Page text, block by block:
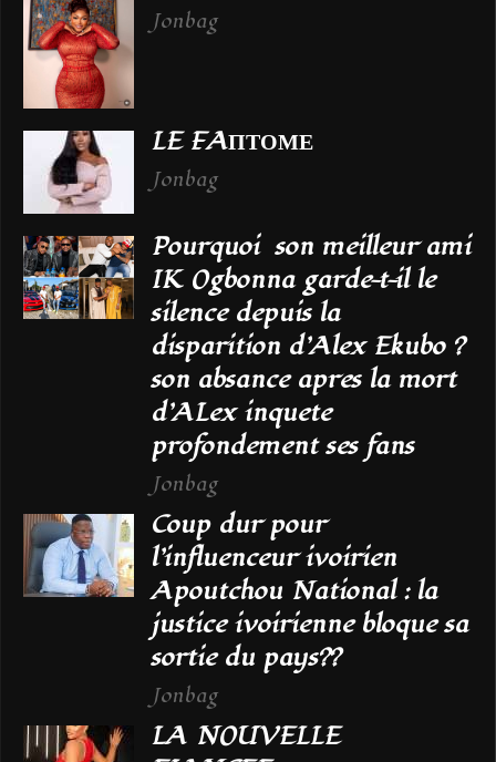
Jonbag
LE FAПТОМЕ
Jonbag
Pourquoi son meilleur ami
IK Ogbonna garde-t-il le
silence depuis la
disparition d’Alex Ekubo ?
son absance apres la mort
d’ALex inquete
profondement ses fans
Jonbag
Coup dur pour
l’influenceur ivoirien
Apoutchou National : la
justice ivoirienne bloque sa
sortie du pays??
Jonbag
LA NOUVELLE